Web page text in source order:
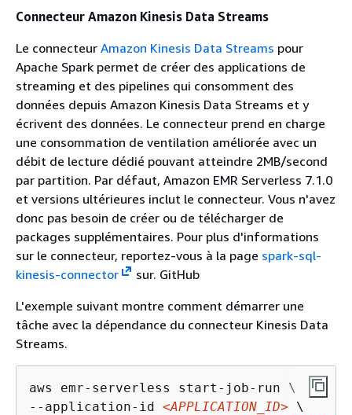
Connecteur Amazon Kinesis Data Streams
Le connecteur Amazon Kinesis Data Streams pour
Apache Spark permet de créer des applications de
streaming et des pipelines qui consomment des
données depuis Amazon Kinesis Data Streams et y
écrivent des données. Le connecteur prend en charge
une consommation de ventilation améliorée avec un
débit de lecture dédié pouvant atteindre 2MB/second
par partition. Par défaut, Amazon EMR Serverless 7.1.0
et versions ultérieures inclut le connecteur. Vous n'avez
donc pas besoin de créer ou de télécharger de
packages supplémentaires. Pour plus d'informations
sur le connecteur, reportez-vous à la page spark-sql-
kinesis-connector
sur. GitHub
L'exemple suivant montre comment démarrer une
tâche avec la dépendance du connecteur Kinesis Data
Streams.
aws emr-serverless start-job-run \
--application-id <APPLICATION_ID> \